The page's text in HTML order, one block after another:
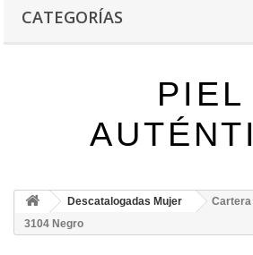
CATEGORÍAS
PIEL
Descatalogadas Mujer
Cartera
3104 Negro